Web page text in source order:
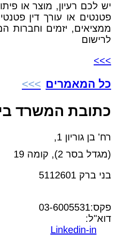
יש לכם רעיון, מוצר או
פטנטים או עורך דין
ממציאים, יזמים וחברות
לרישום
>>>
כל המאמרים
כתובת המשרד
רח' בן גוריון 1,
(מגדל בסר 2), קומה 19
בני ברק 5112601
פקס:03-6005531
דוא"ל:
Linkedin-in